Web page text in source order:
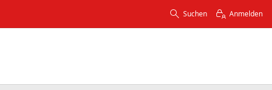
Suchen Anmelden